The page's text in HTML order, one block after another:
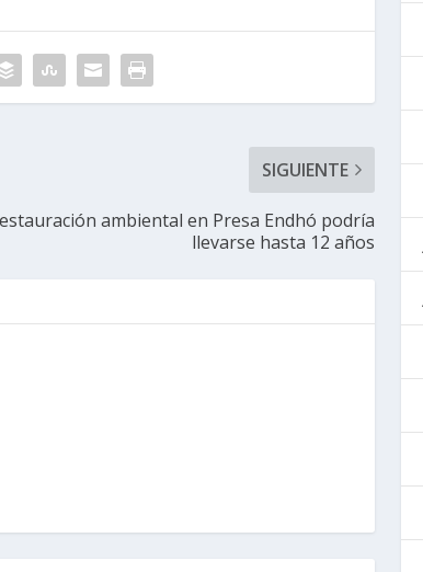
SIGUIENTE
ambiental en Presa Endhó podría
llevarse hasta 12 años